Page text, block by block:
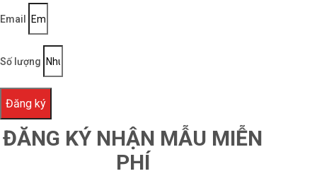
Email
Số lượng
Đăng ký
ĐĂNG KÝ NHẬN MẪU MIỄN
PHÍ